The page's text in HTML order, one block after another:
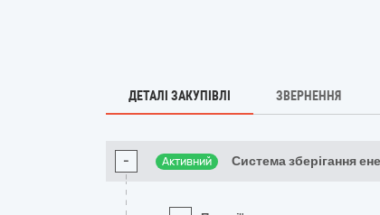
ДЕТАЛІ ЗАКУПІВЛІ ЗВЕРНЕННЯ
- Активний Система зберігання